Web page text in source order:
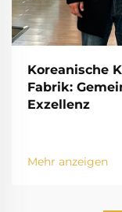
Koreanische
Fabrik:
Exzellenz
Mehr anzeigen